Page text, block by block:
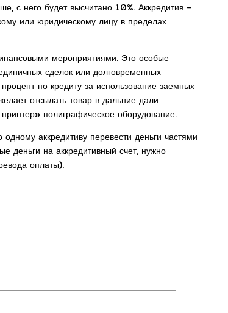
с него будет высчитано 10%. Аккредитив –
или юридическому лицу в пределах
мероприятиями. Это особые
сделок или долговременных
по кредиту за использование заемных
отсылать товар в дальние дали
полиграфическое оборудование.
аккредитиву перевести деньги частями
деньги на аккредитивный счет, нужно
оплаты).